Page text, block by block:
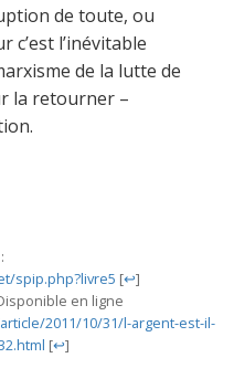
de toute, ou
c’est l’inévitable
de la lutte de
la retourner –
spip.php?livre5 [↩]
en ligne
2011/10/31/l-argent-est-il-
[↩]